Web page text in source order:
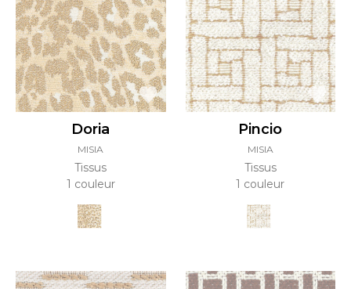
Doria
MISIA
Tissus
1 couleur
Pincio
MISIA
Tissus
1 couleur